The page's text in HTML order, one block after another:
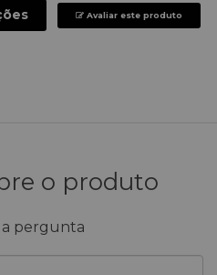
Avaliar este produto
o produto
pergunta